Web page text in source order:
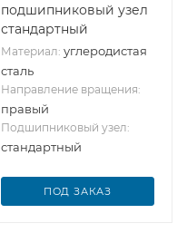
подшипниковый узел
стандартный
Материал: углеродистая
сталь
Направление вращения:
правый
Подшипниковый узел:
стандартный
ПОД ЗАКАЗ